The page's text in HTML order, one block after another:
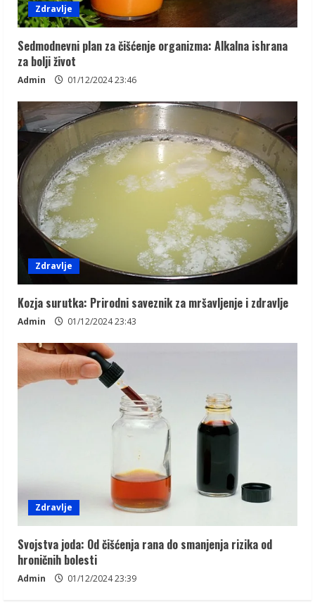
Zdravlje
Sedmodnevni plan za čišćenje organizma: Alkalna ishrana
za bolji život
Admin 01/12/2024 23:46
Zdravlje
Kozja surutka: Prirodni saveznik za mršavljenje i zdravlje
Admin 01/12/2024 23:43
Zdravlje
Svojstva joda: Od čišćenja rana do smanjenja rizika od
hroničnih bolesti
Admin 01/12/2024 23:39